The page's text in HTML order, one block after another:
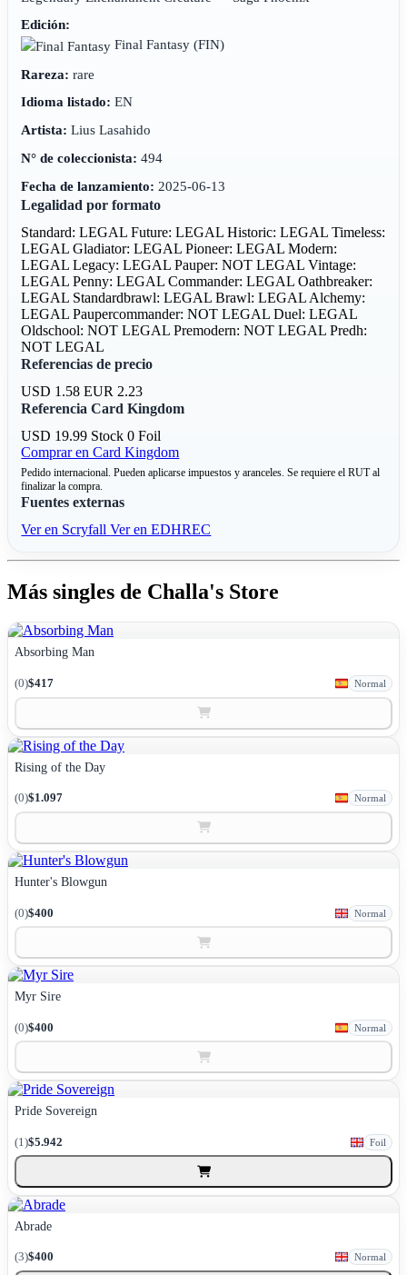
Edición:
Final Fantasy(FIN)
Rareza: rare
Idioma listado: EN
Artista: Lius Lasahido
N° de coleccionista: 494
Fecha de lanzamiento: 2025-06-13
Legalidad por formato
Standard: LEGALFuture: LEGALHistoric: LEGALTimeless:
LEGALGladiator: LEGALPioneer: LEGALModern:
LEGALLegacy: LEGALPauper: NOT LEGALVintage:
LEGALPenny: LEGALCommander: LEGALOathbreaker:
LEGAL Standardbrawl: LEGALBrawl: LEGAL Alchemy:
LEGALPaupercommander: NOT LEGALDuel: LEGAL
Oldschool: NOT LEGALPremodern: NOT LEGALPredh:
NOT LEGAL
Referencias de precio
USD 1.58EUR 2.23
Referencia Card Kingdom
USD 19.99 Stock 0Foil
Comprar en Card Kingdom
Pedido internacional. Pueden aplicarse impuestos y aranceles. Se requiere el RUT al
finalizar la compra.
Fuentes externas
Ver en ScryfallVer en EDHREC
Más singles de Challa's Store
Absorbing Man
(0)$417 Normal
Rising of the Day
(0)$1.097 Normal
Hunter's Blowgun
(0)$400 Normal
Myr Sire
(0)$400 Normal
Pride Sovereign
(1)$5.942 Foil
Abrade
(3)$400 Normal